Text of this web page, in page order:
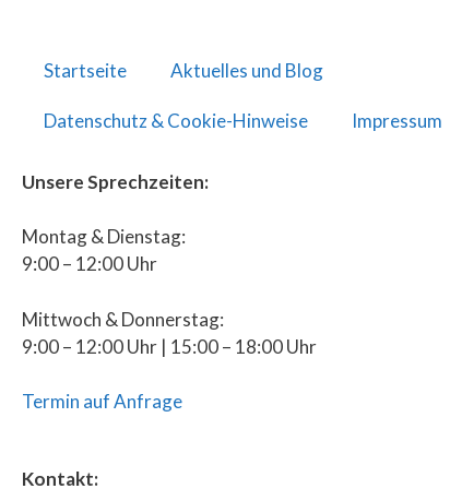
Startseite Aktuelles und Blog
Datenschutz & Cookie-Hinweise Impressum
Unsere Sprechzeiten:
Montag & Dienstag:
9:00 – 12:00 Uhr
Mittwoch & Donnerstag:
9:00 – 12:00 Uhr | 15:00 – 18:00 Uhr
Termin auf Anfrage
Kontakt: